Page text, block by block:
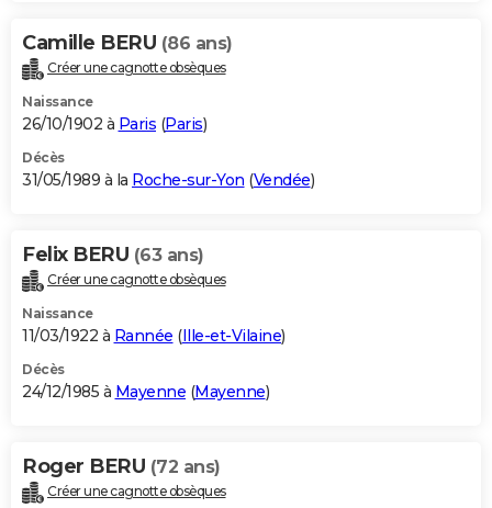
Camille BERU (86 ans)
Créer une cagnotte obsèques
Naissance
26/10/1902 à Paris (Paris)
Décès
31/05/1989 à la Roche-sur-Yon (Vendée)
Felix BERU (63 ans)
Créer une cagnotte obsèques
Naissance
11/03/1922 à Rannée (Ille-et-Vilaine)
Décès
24/12/1985 à Mayenne (Mayenne)
Roger BERU (72 ans)
Créer une cagnotte obsèques